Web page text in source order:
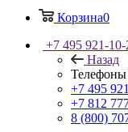
Корзина0
+7 495 921-10-
Назад
Телефоны
+7 495
+7 812
8 (800)